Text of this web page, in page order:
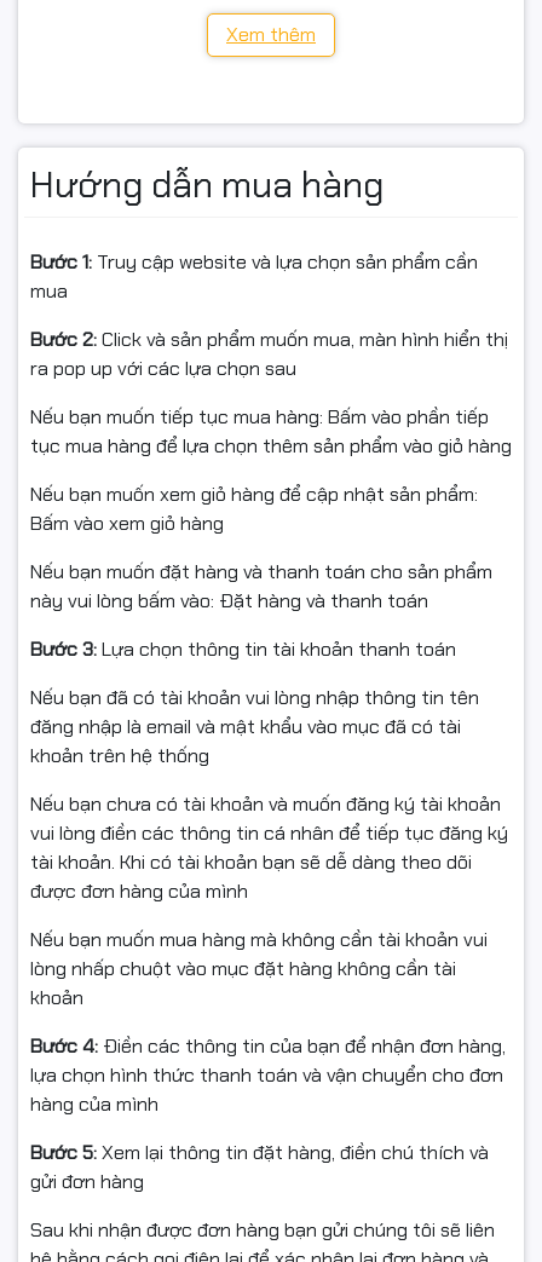
Chuẩn giao tiếp: SATA III 6Gb/s (tương thích SATA II)
Tốc độ đọc/ghi tham khảo: ~500 / 450 MB/s
Loại bộ nhớ: NAND Flash
Bảo hành: 36 tháng chính hãng
Hóa đơn: Full VAT – phù hợp công ty, cơ quan, hộ kinh
doanh
🎯 Phù hợp cho
Boot nhanh, mở file, mở trình duyệt mượt hơn
Laptop/PC cũ cần tăng tốc với chi phí hợp lý
Dùng làm ổ chạy hệ điều hành + phần mềm, kết hợp
thêm HDD để lưu dữ liệu dung lượng lớn.
👉 Đặt mua ngay SSD Kingston SPC 240GB để trải
nghiệm tốc độ nhanh gấp nhiều lần ổ cứng HDD truyền
thống!
#SSDKingston #SSD240GB #SSDChinhHang #FullVAT
#BaoHanh36Thang #SSDMayTinh #SSD2_5
#NangCapLaptop
#NgocThoComputer #congnghengoctho
Xem thêm
Hướng dẫn mua hàng
Bước 1: Truy cập website và lựa chọn sản phẩm cần
mua
Bước 2:Click và sản phẩm muốn mua, màn hình hiển thị
ra pop up với các lựa chọn sau
Nếu bạn muốn tiếp tục mua hàng: Bấm vào phần tiếp
tục mua hàng để lựa chọn thêm sản phẩm vào giỏ hàng
Nếu bạn muốn xem giỏ hàng để cập nhật sản phẩm:
Bấm vào xem giỏ hàng
Nếu bạn muốn đặt hàng và thanh toán cho sản phẩm
này vui lòng bấm vào: Đặt hàng và thanh toán
Bước 3:Lựa chọn thông tin tài khoản thanh toán
Nếu bạn đã có tài khoản vui lòng nhập thông tin tên
đăng nhập là email và mật khẩu vào mục đã có tài
khoản trên hệ thống
Nếu bạn chưa có tài khoản và muốn đăng ký tài khoản
vui lòng điền các thông tin cá nhân để tiếp tục đăng ký
tài khoản. Khi có tài khoản bạn sẽ dễ dàng theo dõi
được đơn hàng của mình
Nếu bạn muốn mua hàng mà không cần tài khoản vui
lòng nhấp chuột vào mục đặt hàng không cần tài
khoản
Bước 4: Điền các thông tin của bạn để nhận đơn hàng,
lựa chọn hình thức thanh toán và vận chuyển cho đơn
hàng của mình
Bước 5:Xem lại thông tin đặt hàng, điền chú thích và
gửi đơn hàng
Sau khi nhận được đơn hàng bạn gửi chúng tôi sẽ liên